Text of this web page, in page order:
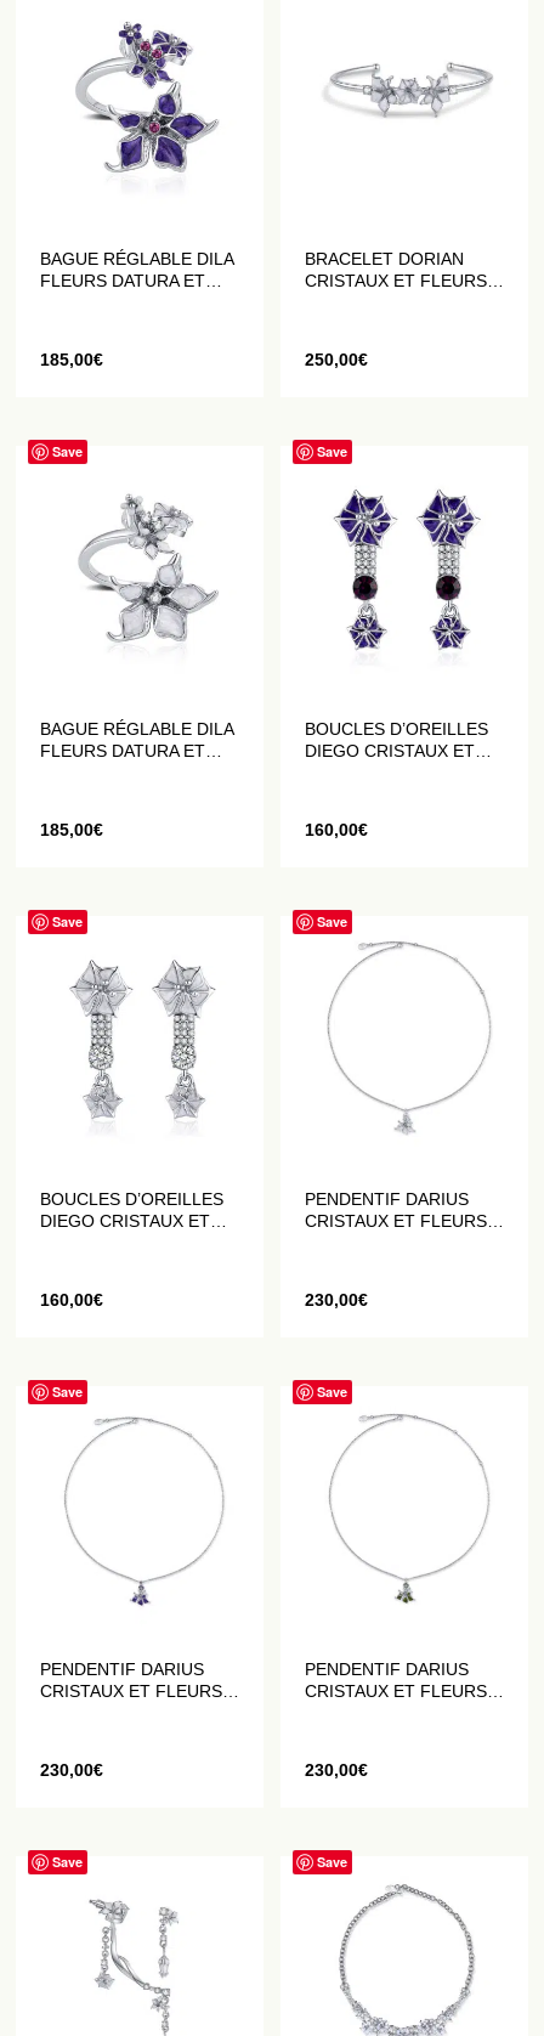
BAGUE RÉGLABLE DILA
FLEURS DATURA ET
185,00€
BRACELET DORIAN
CRISTAUX ET FLEURS
250,00€
Save
BAGUE RÉGLABLE DILA
FLEURS DATURA ET
185,00€
Save
BOUCLES D’OREILLES
DIEGO CRISTAUX ET
160,00€
Save
BOUCLES D’OREILLES
DIEGO CRISTAUX ET
160,00€
Save
PENDENTIF DARIUS
CRISTAUX ET FLEURS
230,00€
Save
PENDENTIF DARIUS
CRISTAUX ET FLEURS
230,00€
Save
PENDENTIF DARIUS
CRISTAUX ET FLEURS
230,00€
Save Save